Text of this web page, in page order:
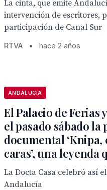
La cinta, que emite
intervención de escritores,
participación de Canal Sur
RTVA • hace 2 años
ANDALUCÍA
El Palacio de Ferias
el pasado sábado
documental
caras’, una leyenda
La Docta Casa celebró así
Andalucía